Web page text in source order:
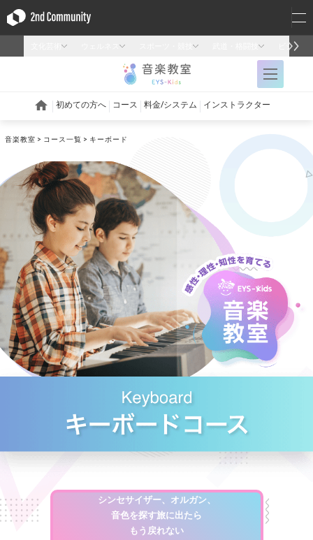
音楽教室 コース一覧 キーボード
シンセサイザー、オルガン、
音色を探す旅に出たら
もう戻れない